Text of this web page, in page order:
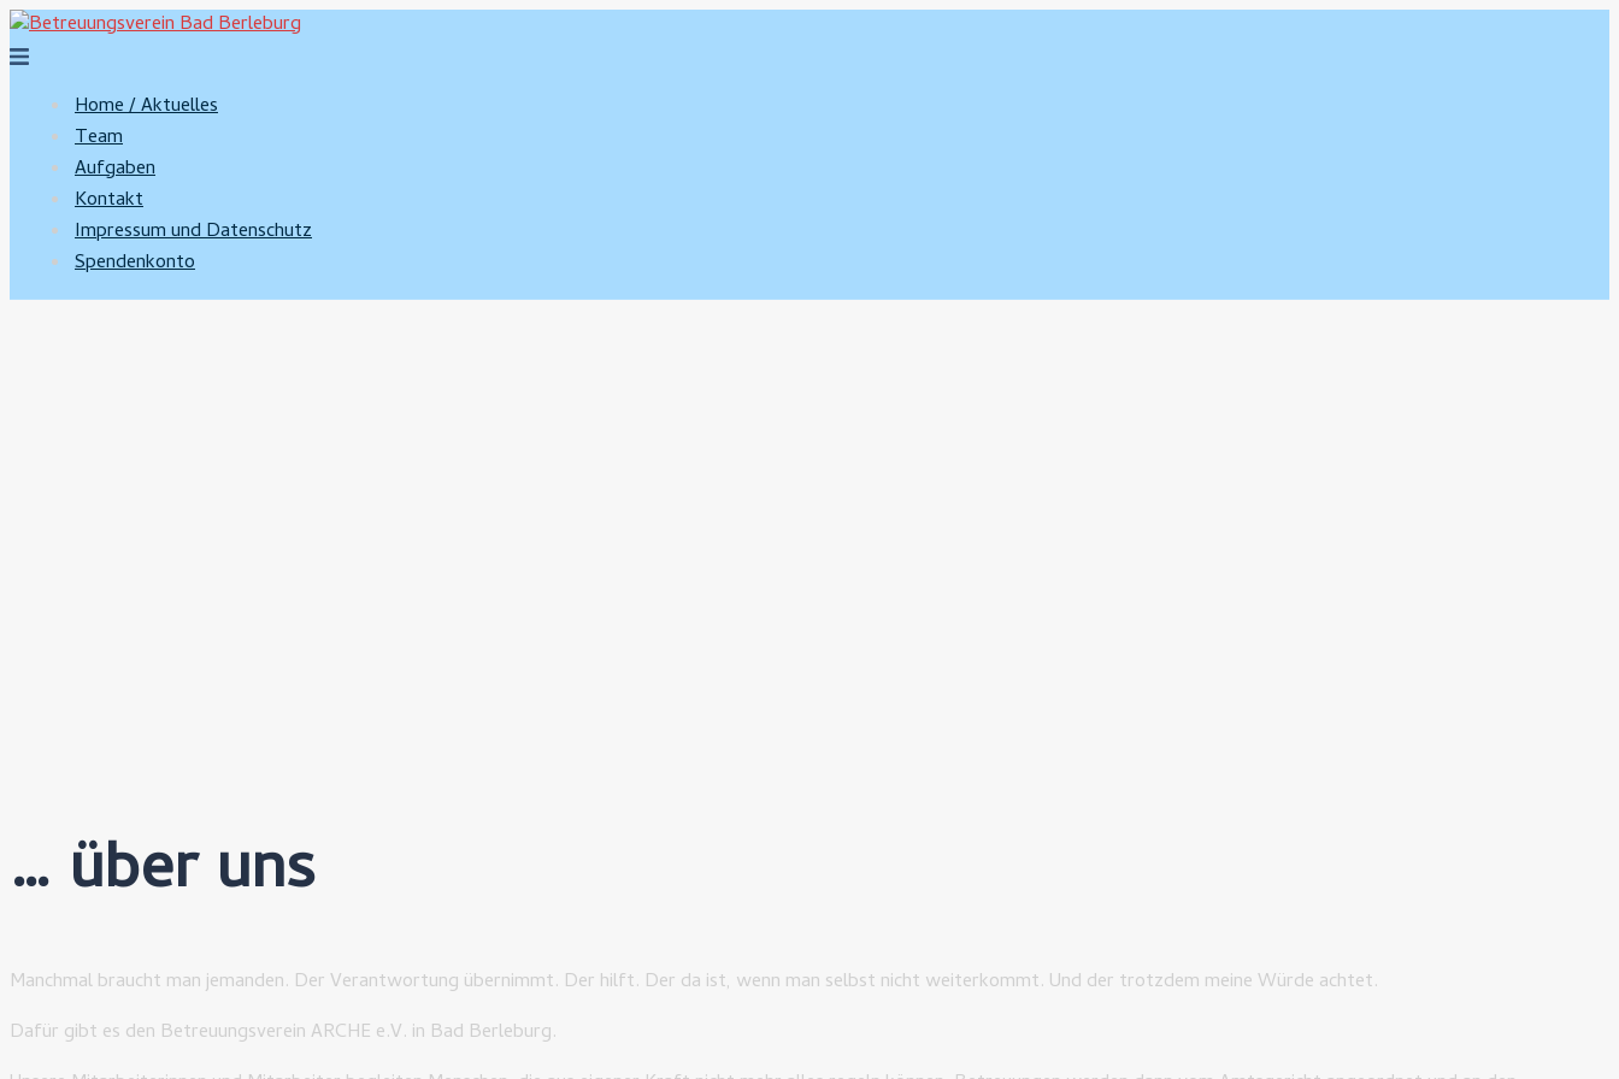
Zum
Inhalt
Menü
Home / Aktuelles
Team
Aufgaben
Kontakt
Impressum und Datenschutz
Spendenkonto
… über uns
Manchmal braucht man jemanden. Der Verantwortung übernimmt. Der hilft. Der da ist, wenn man selbst nicht weiterkommt. Und der trotzdem meine Würde achtet.
Dafür gibt es den Betreuungsverein ARCHE e.V. in Bad Berleburg.